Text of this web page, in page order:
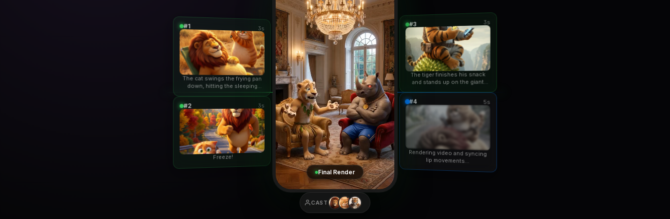
#1 3s
The cat swings the frying pan
down, hitting the sleeping
#2 3s
Freeze!
Final Render
CAST
#3 3s
The tiger finishes his snack
and stands up on the giant
#4 5s
Rendering video and syncing
lip movements...